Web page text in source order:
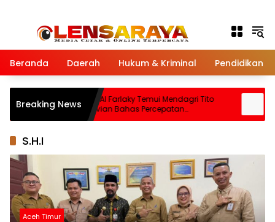
Beranda Daerah Hukum & Kriminal Pendidikan
Breaking NewsBupati Al Farlaky Temui Mendagri Tito
Karnavian Bahas Percepatan
Penanganan Pascabanjir
S.H.I
Aceh Timur